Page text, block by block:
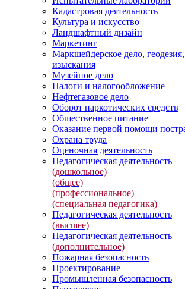
Кадастровая деятельность
Культура и искусство
Ландшафтный дизайн
Маркетинг
Маркшейдерское дело,
изыскания
Музейное дело
Налоги и налогообложение
Нефтегазовое дело
Оборот наркотических средств
Общественное питание
Оказание первой помощи
Охрана труда
Оценочная деятельность
Педагогическая деятельность
(дошкольное)
(общее)
(профессиональное)
(специальная педагогика)
Педагогическая деятельность
(высшее)
Педагогическая деятельность
(дополнительное)
Пожарная безопасность
Проектирование
Промышленная безопасность